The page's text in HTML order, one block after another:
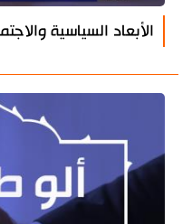
الأبعاد السياسية